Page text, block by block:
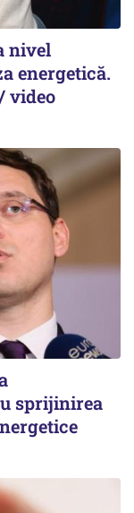
nivel
energetică.
video
sprijinirea